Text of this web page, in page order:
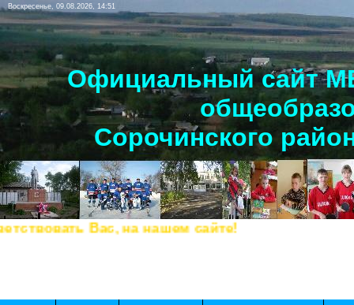
Воскресенье, 09.08.2026, 14:51
Официальный сайт
Сорочинского
Вас, на нашем сайте!